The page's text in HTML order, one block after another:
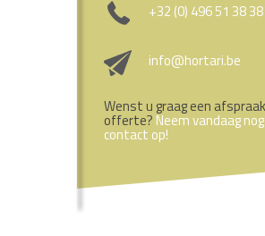
+32 (0) 496 51 38 38
info@hortari.be
Wenst u graag een
offerte? Neem vandaag nog
contact op!